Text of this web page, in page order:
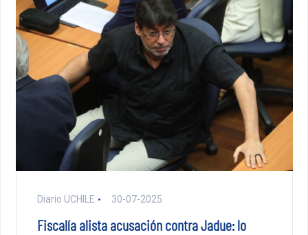
Diario UCHILE 30-07-2025
Fiscalía alista acusación contra Jadue: lo